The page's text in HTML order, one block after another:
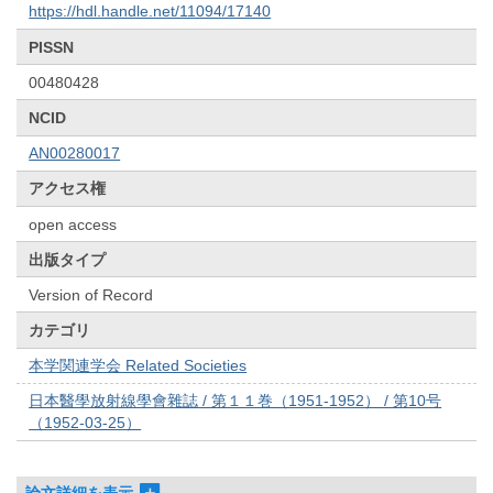
https://hdl.handle.net/11094/17140
PISSN
00480428
NCID
AN00280017
アクセス権
open access
出版タイプ
Version of Record
カテゴリ
本学関連学会 Related Societies
日本醫學放射線學會雜誌 / 第１１巻（1951-1952） / 第10号
（1952-03-25）